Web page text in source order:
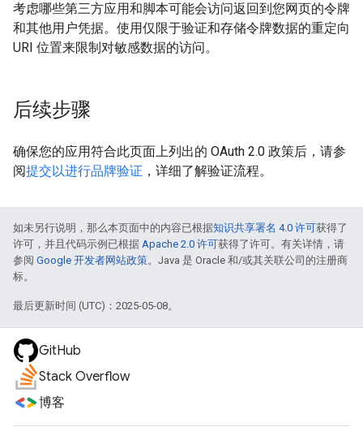
考虑哪些第三方应用和脚本可能会访问返回到您网页的令牌
和其他用户凭据。使用仅限于验证和存储令牌数据的重定向
URI 位置来限制对敏感数据的访问。
后续步骤
确保您的应用符合此页面上列出的 OAuth 2.0 政策后，请参
阅提交以进行品牌验证 ，详细了解验证流程。
如未另行说明，那么本页面中的内容已根据知识共享署名 4.0 许可获得了
许可，并且代码示例已根据 Apache 2.0 许可获得了许可。有关详情，请
参阅 Google 开发者网站政策。Java 是 Oracle 和/或其关联公司的注册商
标。
最后更新时间 (UTC)：2025-05-08。
GitHub
Stack Overflow
博客